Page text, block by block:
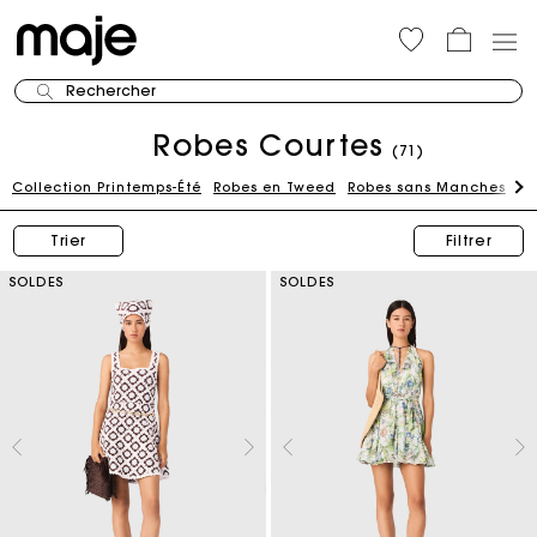
Rechercher
Robes Courtes (71)
Collection Printemps-Été Robes en Tweed Robes sans Manches
Trier Filtrer
SOLDES SOLDES